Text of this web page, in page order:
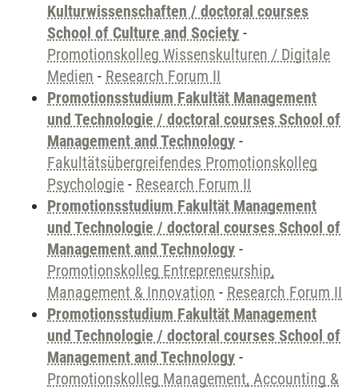
Kulturwissenschaften / doctoral courses
School of Culture and Society -
Promotionskolleg Wissenskulturen / Digitale
Medien - Research Forum II
Promotionsstudium Fakultät Management
und Technologie / doctoral courses School of
Management and Technology -
Fakultätsübergreifendes Promotionskolleg
Psychologie - Research Forum II
Promotionsstudium Fakultät Management
und Technologie / doctoral courses School of
Management and Technology -
Promotionskolleg Entrepreneurship,
Management & Innovation - Research Forum II
Promotionsstudium Fakultät Management
und Technologie / doctoral courses School of
Management and Technology -
Promotionskolleg Management, Accounting &